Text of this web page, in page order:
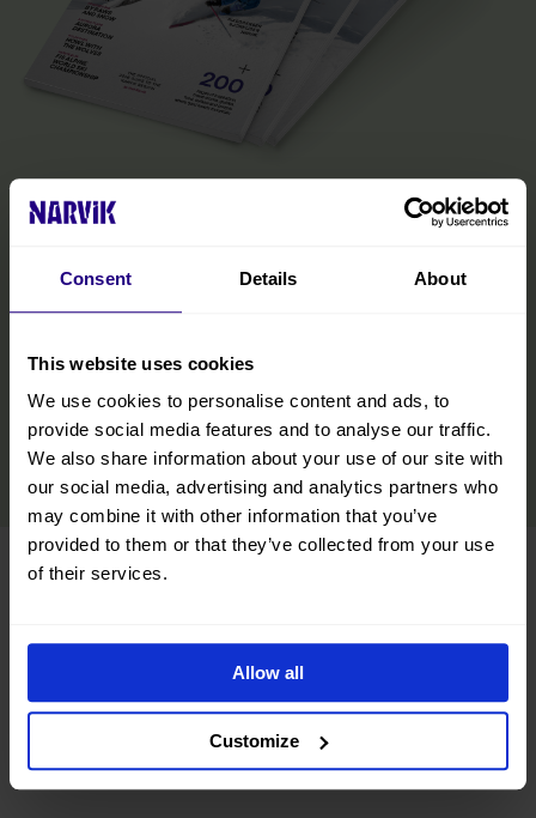
Consent Details About
This website uses cookies
We use cookies to personalise content and ads, to
provide social media features and to analyse our traffic.
We also share information about your use of our site with
our social media, advertising and analytics partners who
may combine it with other information that you’ve
provided to them or that they’ve collected from your use
of their services.
Allow all
Customize
Den offisielle Narvik-guiden
fjord til fjell og alt i mellom. Her finner du den praktiske
tips fra lokalbefolkningen, slik at du også kan oppdage regionens
skjulte perler på Nordnorge-ferien.
LES MER
Turistinformasjon
Våre samarbeidspartnere